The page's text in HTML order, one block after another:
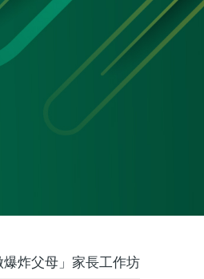
炸父母」家長工作坊